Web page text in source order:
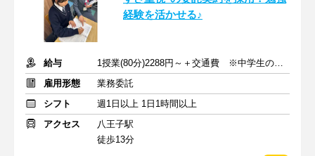
経験を活かせる♪
給与
1授業(80分)2288円～＋交通費 ※中学生の場合
雇用形態
業務委託
シフト
週1日以上 1日1時間以上
アクセス
八王子駅
徒歩13分